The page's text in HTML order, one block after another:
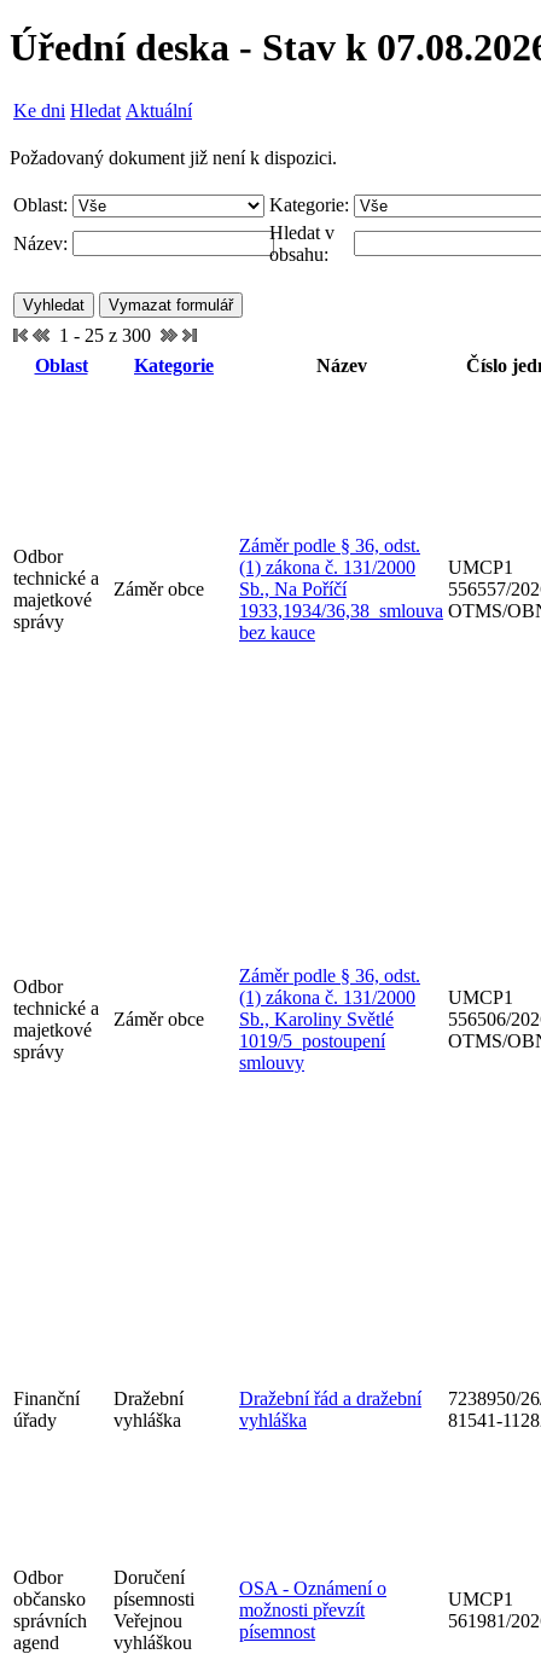
Úřední deska - Stav k
Ke dni Hledat Aktuální
Požadovaný dokument již není k dispozici.
Oblast:
Kategorie:
Název:
Hledat v
obsahu:
1 - 25 z 300
Oblast
Kategorie Název Číslo
Odbor
technické a
majetkové
správy
Záměr obce
Záměr podle § 36, odst.
(1) zákona č. 131/2000
Sb., Na Poříčí
1933,1934/36,38_smlouva
bez kauce
UMCP1
556557/
OTMS/
Odbor
technické a
majetkové
správy
Záměr obce
Záměr podle § 36, odst.
(1) zákona č. 131/2000
Sb., Karoliny Světlé
1019/5_postoupení
smlouvy
UMCP1
556506/
OTMS/
Finanční
úřady
Dražební
vyhláška
Dražební řád a dražební
vyhláška
7238950/
81541-
Odbor
občansko
správních
agend
Doručení
písemnosti
Veřejnou
vyhláškou
OSA - Oznámení o
možnosti převzít
písemnost
UMCP1
561981/